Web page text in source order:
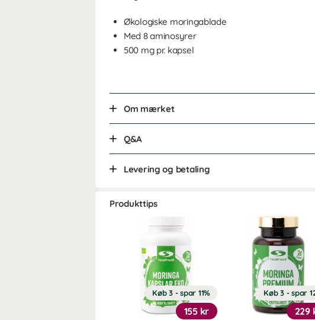
Økologiske moringablade
Med 8 aminosyrer
500 mg pr. kapsel
Om mærket
Q&A
Levering og betaling
Produkttips
Køb 3 - spar 11%
155 kr
Køb 3 - spar
229